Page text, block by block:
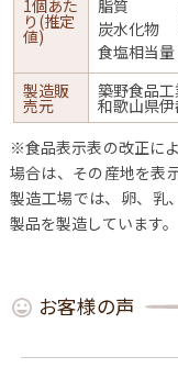
1個あた
り(推定
値)
脂質
炭水化物
食塩相当量
製造販
売元
築野食品
和歌山県
※食品表示表の改正に
場合は、その産地を表
製造工場では、卵、乳
製品を製造しています。
お客様の声